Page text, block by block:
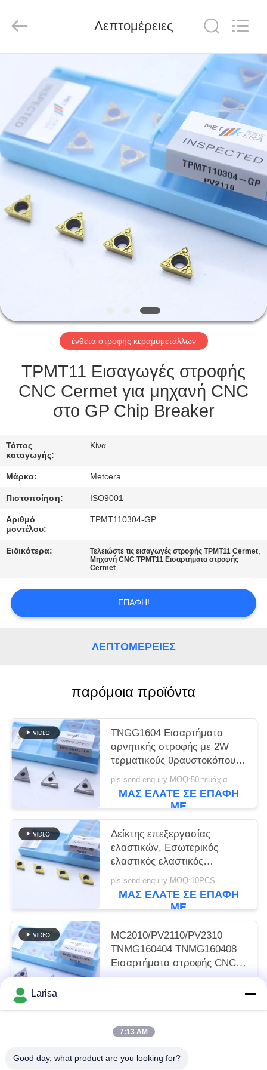
ΠΡΟΪΌΝΤΑ
ΒΊΝΤΕΟ
ΣΧΕΤΙΚΆ
ΜΕ
ΕΜΆΣ
ΚΑΤΑΛΌΓΟΙ
ΕΠΙΚΟΙΝΩΝΉΣΤΕ
ΜΑΖΊ
ΜΑΣ
ΖΗΤΉΣΤΕ
ΜΙΑ
ΠΡΟΣΦΟΡΆ
SITEMAP
ΑΠΟΡΡΉΤΟΥ
Materials
Co.,ltd.
Λεπτομέρειες
ένθετα στροφής κεραμομετάλλων
TPMT11 Εισαγωγές στροφής
CNC Cermet για μηχανή CNC
στο GP Chip Breaker
Τόπος
καταγωγής:
Κίνα
Μάρκα: Metcera
Πιστοποίηση: ISO9001
Αριθμό
μοντέλου:
TPMT110304-GP
Ειδικότερα: Τελειώστε τις εισαγωγές στροφής TPMT11 Cermet,
Μηχανή CNC TPMT11 Εισαρτήματα στροφής
Cermet
ΕΠΑΦΉ!
ΛΕΠΤΟΜΈΡΕΙΕΣ
παρόμοια προϊόντα
TNGG1604 Εισαρτήματα
αρνητικής στροφής με 2W
τερματικούς θραυστοκόπους
και βαθμό MC1020/PV1120
pls send enquiry MOQ:50 τεμάχια
ΜΑΣ ΕΛΆΤΕ ΣΕ ΕΠΑΦΉ
ΜΕ
Δείκτης επεξεργασίας
ελαστικών, Εσωτερικός
ελαστικός ελαστικός
ελαστικός ελαστικός
ελαστικός ελαστικός
DCMT11T302, Χρυσό χρώμα
pls send enquiry MOQ:10PCS
ΜΑΣ ΕΛΆΤΕ ΣΕ ΕΠΑΦΉ
ΜΕ
MC2010/PV2110/PV2310
TNMG160404 TNMG160408
Εισαρτήματα στροφής CNC
Εισαρτήματα στροφής
ΜΕ
Larisa
7:13 AM
Good day, what product are you looking for?